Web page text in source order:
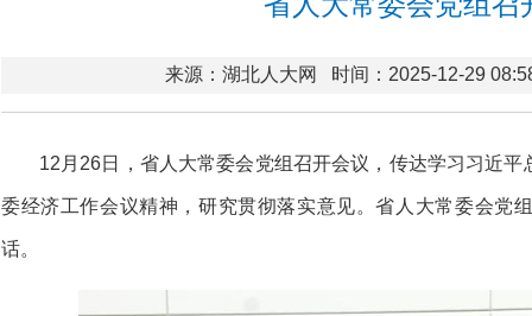
来源：湖北人大网 时间：2025-12-29
12月26日，省人大常委会党组召开会议，传达学习习近
委经济工作会议精神，研究贯彻落实意见。省人大常委会党
话。